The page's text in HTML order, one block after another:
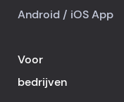
Android / iOSApp
Voor
bedrijven